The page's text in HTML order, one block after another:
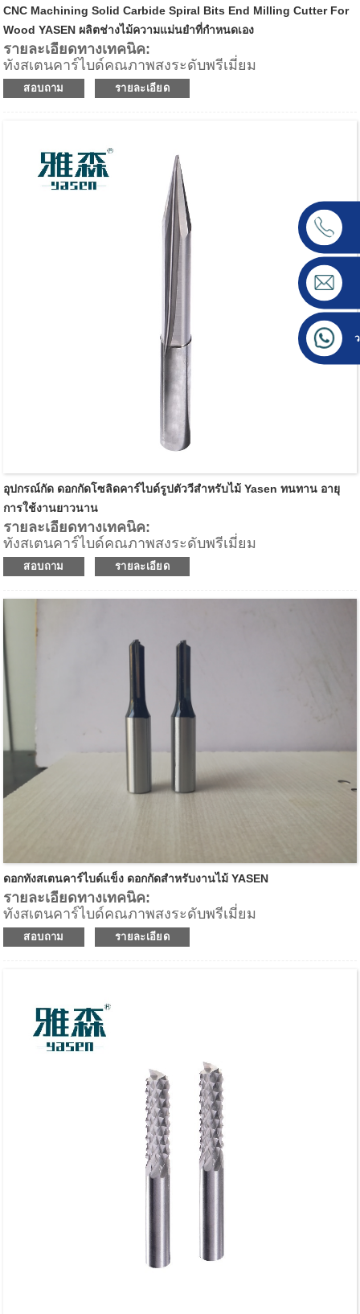
CNC Machining Solid Carbide Spiral Bits End Milling Cutter For
Wood YASEN ผลิตช่างไม้ความแม่นยำที่กำหนดเอง
รายละเอียดทางเทคนิค:
ทังสเตนคาร์ไบด์คุณภาพสูงระดับพรีเมี่ยม
คมตัดเกลียว 2 อัน (Z2)
ให้พื้นผิวด้านล่างของชิ้นงานที่ดีเยี่ยม
สำหรับการเคลือบขอบด้านล่างของลามิเนตและเมลามีนที่
ยอดเยี่ยมสามารถใช้กับไม้เนื้อแข็งและวัสดุผสมไม้อื่นๆ
สำหรับอัตราการป้อนที่รวดเร็วบนเราเตอร์ CNC, เครื่อง
แมชชีนเซ็นเตอร์ และเครื่องแบบจุดต่อจุดสำหรับการริป,
การปรับขนาดแผง, เทมเพลตเราเตอร์ และแอปพลิเคชัน
สอบถาม รายละเอียด
อุปกรณ์กัด ดอกกัดโซลิดคาร์ไบด์รูปตัววีสำหรับไม้ Yasen ทนทาน อายุ
การใช้งานยาวนาน
รายละเอียดทางเทคนิค:
ทังสเตนคาร์ไบด์คุณภาพสูงระดับพรีเมี่ยม
ให้พื้นผิวด้านล่างของชิ้นงานที่ดีเยี่ยม
การดีดชิปขึ้น
แอปพลิเคชัน:
สำหรับการเคลือบขอบด้านล่างของลามิเนตและเมลามีนที่
ยอดเยี่ยมสามารถใช้กับไม้เนื้อแข็งและวัสดุผสมไม้อื่นๆ
สำหรับอัตราการป้อนที่รวดเร็วบนเราเตอร์ CNC, เครื่อง
แมชชีนเซ็นเตอร์ และเครื่องแบบจุดต่อจุดสำหรับการริป,
การปรับขนาดแผง, เทมเพลตเราเตอร์ และแอปพลิเคชัน
การกำหนดเส้นทางอื่นๆ
สอบถาม รายละเอียด
ดอกทังสเตนคาร์ไบด์แข็ง ดอกกัดสำหรับงานไม้ YASEN
รายละเอียดทางเทคนิค:
ทังสเตนคาร์ไบด์คุณภาพสูงระดับพรีเมี่ยม
2 คมตัด(Z2)
ให้พื้นผิวด้านล่างของชิ้นงานที่ดีเยี่ยม
สำหรับการเคลือบขอบด้านล่างของลามิเนตและเมลามีนที่
ยอดเยี่ยมสามารถใช้กับไม้เนื้อแข็งและวัสดุผสมไม้อื่นๆ
สำหรับอัตราการป้อนที่รวดเร็วบนเราเตอร์ CNC, เครื่อง
แมชชีนเซ็นเตอร์ และเครื่องแบบจุดต่อจุดสำหรับการริป,
การปรับขนาดแผง, เทมเพลตเราเตอร์ และแอปพลิเคชัน
การกำหนดเส้นทางอื่นๆ
สอบถาม รายละเอียด